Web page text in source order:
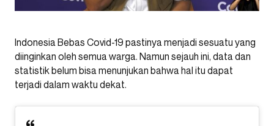
Indonesia Bebas Covid-19 pastinya menjadi sesuatu yang
diinginkan oleh semua warga. Namun sejauh ini, data dan
statistik belum bisa menunjukan bahwa hal itu dapat
terjadi dalam waktu dekat.